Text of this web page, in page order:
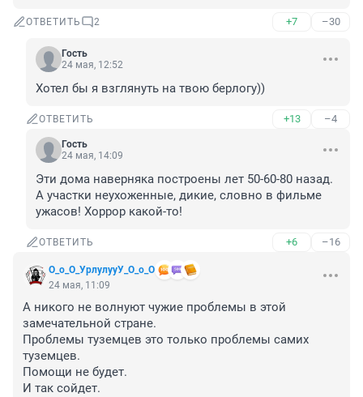
ОТВЕТИТЬ 2 +7 –30
Гость
24 мая, 12:52
Хотел бы я взглянуть на твою берлогу))
ОТВЕТИТЬ +13 –4
Гость
24 мая, 14:09
Эти дома наверняка построены лет 50-60-80 назад.
А участки неухоженные, дикие, словно в фильме
ужасов! Хоррор какой-то!
ОТВЕТИТЬ +6 –16
О_о_О_УрлулууУ_О_о_О
24 мая, 11:09
А никого не волнуют чужие проблемы в этой
замечательной стране.
Проблемы туземцев это только проблемы самих
туземцев.
Помощи не будет.
И так сойдет.